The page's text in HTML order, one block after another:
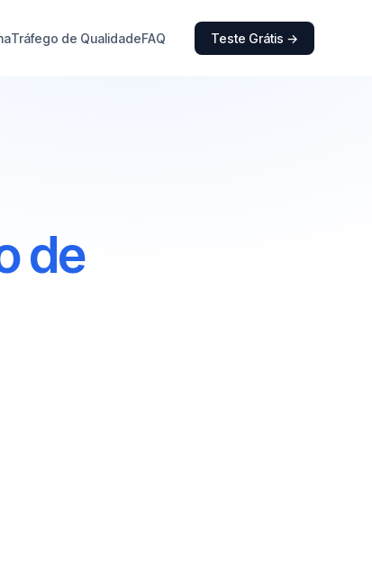
Tráfego de QualidadeFAQ Teste Grátis →
de